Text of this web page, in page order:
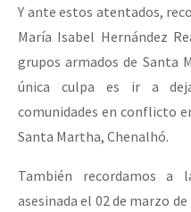
Y ante estos atentados,
María Isabel Hernández
grupos armados de Santa
única culpa es ir a
comunidades en conflicto
Santa Martha, Chenalhó.
También recordamos a
asesinada el 02 de marzo